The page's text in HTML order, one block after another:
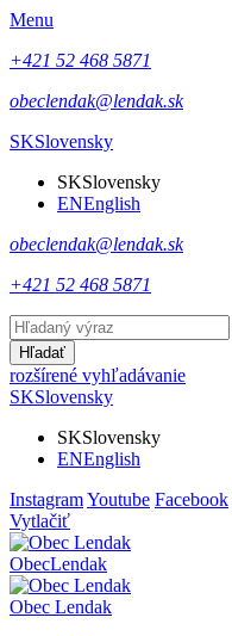
Menu
+421 52 468 5871
obeclendak@lendak.sk
SKSlovensky
SKSlovensky
ENEnglish
obeclendak@lendak.sk
+421 52 468 5871
Hľadať
rozšírené vyhľadávanie
SKSlovensky
SKSlovensky
ENEnglish
InstagramYoutube Facebook
Vytlačiť
ObecLendak
Obec Lendak